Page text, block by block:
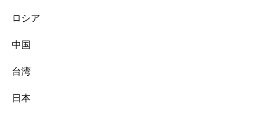
ロシア
中国
台湾
日本